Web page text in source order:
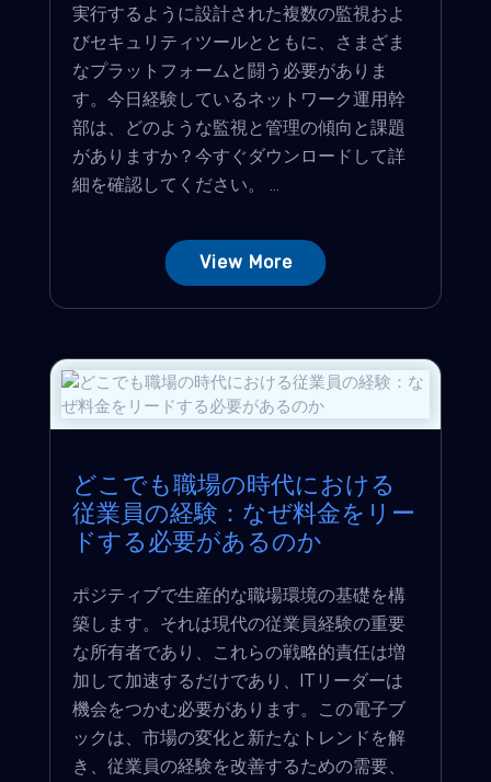
実行するように設計された複数の監視およ
びセキュリティツールとともに、さまざま
なプラットフォームと闘う必要がありま
す。今日経験しているネットワーク運用幹
部は、どのような監視と管理の傾向と課題
がありますか？今すぐダウンロードして詳
細を確認してください。 ...
View More
どこでも職場の時代における
従業員の経験：なぜ料金をリー
ドする必要があるのか
ポジティブで生産的な職場環境の基礎を構
築します。それは現代の従業員経験の重要
な所有者であり、これらの戦略的責任は増
加して加速するだけであり、ITリーダーは
機会をつかむ必要があります。この電子ブ
ックは、市場の変化と新たなトレンドを解
き、従業員の経験を改善するための需要、